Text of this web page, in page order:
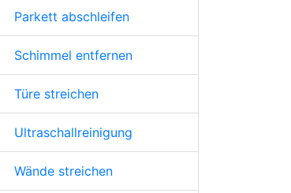
Parkett abschleifen
Schimmel entfernen
Türe streichen
Ultraschallreinigung
Wände streichen